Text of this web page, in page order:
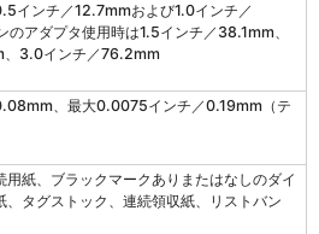
インチ／12.7mmおよび1.0インチ／
アダプタ使用時は1.5インチ／38.1mm、
3.0インチ／76.2mm
、最大0.0075インチ／0.19mm（テ
用紙、ブラックマークありまたはなしのダイ
、タグストック、連続領収紙、リストバン